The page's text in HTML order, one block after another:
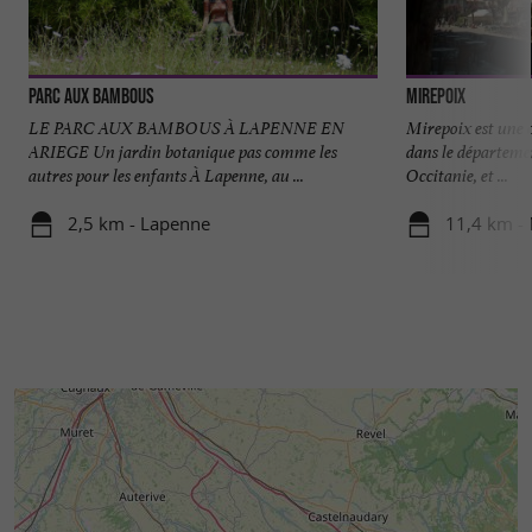
Parc aux Bambous
LE PARC AUX BAMBOUS À LAPENNE EN
ARIEGE Un jardin botanique pas comme les
autres pour les enfants À Lapenne, au ...
2,5 km - Lapenne
Mirepoix
Mirepoix est une
dans le
Occitanie, et ...
11,4 km -